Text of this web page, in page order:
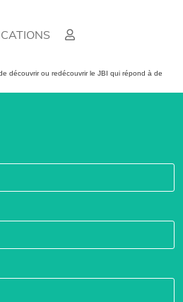
découvrir ou redécouvrir le JBI qui répond à de